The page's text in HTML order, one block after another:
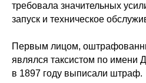
требовала значительных
запуск и техническое
Первым лицом,
являлся таксистом по имени
в 1897 году выписали штраф.